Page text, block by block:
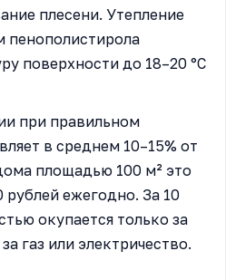
плесени. Утепление
пенополистирола
поверхности до 18–20 °C
при правильном
в среднем 10–15% от
площадью 100 м² это
ежегодно. За 10
окупается только за
газ или электричество.